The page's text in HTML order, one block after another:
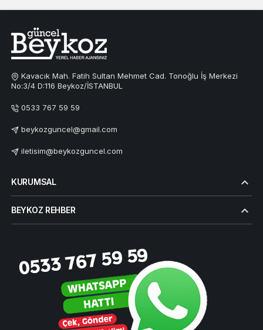
Kavacık Mah. Fatih Sultan Mehmet Cad. Tonoğlu İş Merkezi
No:3/4 D:116 Beykoz/İSTANBUL
0533 767 59 59
beykozguncel@gmail.com
iletisim@beykozguncel.com
KURUMSAL
BEYKOZ REHBER